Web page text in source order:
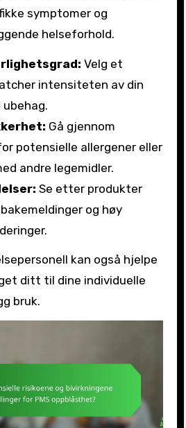
symptomer og
helseforhold.
Velg et
intensiteten av din
Gå gjennom
potensielle allergener eller
andre legemidler.
Se etter produkter
og høy
kan også hjelpe
ditt til dine individuelle
bruk.